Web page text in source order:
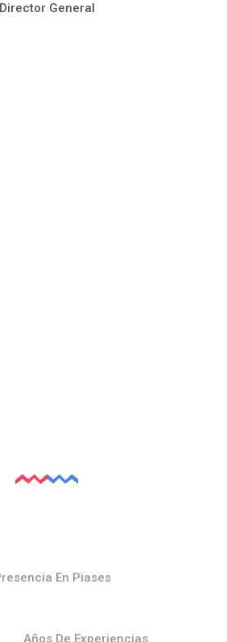
Director General
En Piases
Años De Experiencias